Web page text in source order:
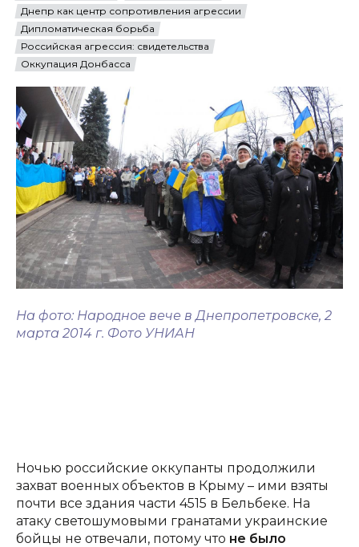
Днепр как центр сопротивления агрессии
Дипломатическая борьба
Российская агрессия: свидетельства
Оккупация Донбасса
На фото: Народное вече в Днепропетровске, 2
марта 2014 г. Фото УНИАН
Ночью российские оккупанты продолжили
захват военных объектов в Крыму – ими взяты
почти все здания части 4515 в Бельбеке. На
атаку светошумовыми гранатами украинские
бойцы не отвечали, потому что не было